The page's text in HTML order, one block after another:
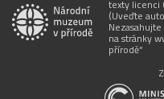
texty licenci
(Uveďte
na stránky
přírodě“